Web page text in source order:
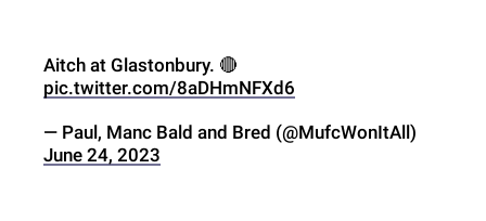
Aitch at Glastonbury. 🔴
pic.twitter.com/8aDHmNFXd6
— Paul, Manc Bald and Bred (@MufcWonItAll)
June 24, 2023